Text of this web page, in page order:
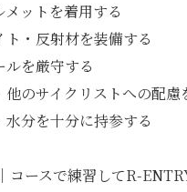
メットを着用する
ト・反射材を装備する
ルを厳守する
他のサイクリストへの配慮
水分を十分に持参する
コースで練習してR-